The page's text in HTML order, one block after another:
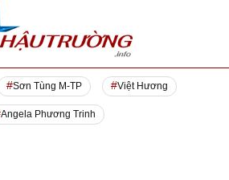
Sơn Tùng M-TP Việt Hương
Angela Phương Trinh